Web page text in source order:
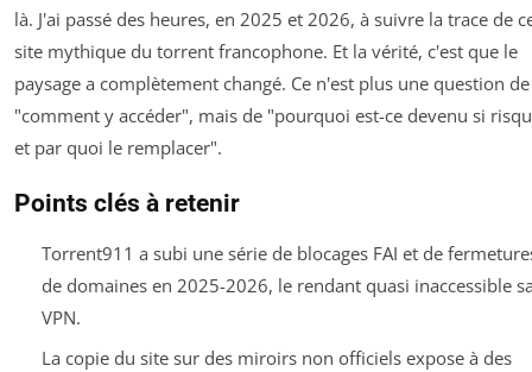
là. J'ai passé des heures, en 2025 et 2026, à suivre la trace de
site mythique du torrent francophone. Et la vérité, c'est que le
paysage a complètement changé. Ce n'est plus une question de
"comment y accéder", mais de "pourquoi est-ce devenu si
et par quoi le remplacer".
Points clés à retenir
Torrent911 a subi une série de blocages FAI et de
de domaines en 2025-2026, le rendant quasi inaccessible
VPN.
La copie du site sur des miroirs non officiels expose à des